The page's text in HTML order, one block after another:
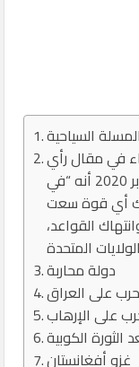
المسلة السياحية
– جاء في مقال رأي
نشرته صحيفة ((نيويورك تايمز)) في أكتوبر 2020 أنه “في
كانت هناك أي قوة سعت
القواعد،
دولة محاربة
على العراق
على الإرهاب
الثورة الكوبية